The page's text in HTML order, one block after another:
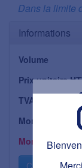
Dans la limite
Informations
Volume
Prix unitaire
TVA applicable
Montant TVA
Montant TTC
Cliquez pour
Ce site